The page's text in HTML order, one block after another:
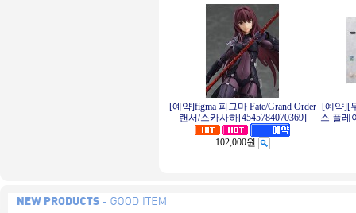
[예약]figma 피그마 Fate/Grand Order
랜서/스카사하[4545784070369]
102,000원
[예약][
스 플레